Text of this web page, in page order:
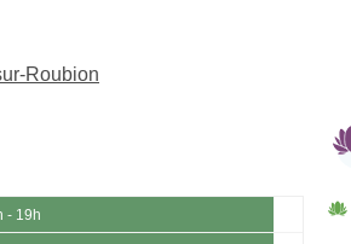
Roubion
- 19h